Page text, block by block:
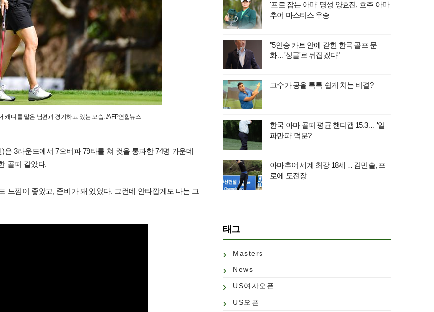
캐디를 맡은 남편과 경기하고 있는 모습. /AFP연합뉴스
은 3라운드에서 7오버파 79타를 쳐 컷을 통과한 74명 가운데
골퍼 같았다.
느낌이 좋았고, 준비가 돼 있었다. 그런데 안타깝게도 나는 그
'프로 잡는 아마' 명성 양효진, 호주 아마
추어 마스터스 우승
"5인승 카트 안에 갇힌 한국 골프 문
화…'싱글'로 뒤집겠다"
고수가 공을 툭툭 쉽게 치는 비결?
한국 아마 골퍼 평균 핸디캡 15.3… '일
파만파' 덕분?
아마추어 세계 최강 18세… 김민솔, 프
로에 도전장
태그
Masters
News
US여자오픈
US오픈